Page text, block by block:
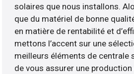
solaires que nous installons.
que du matériel de bonne
en matière de rentabilité et
mettons l’accent sur une
meilleurs éléments de centrale
de vous assurer une production